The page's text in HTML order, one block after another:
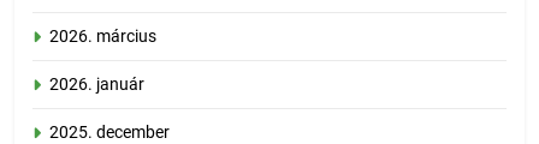
2026. március
2026. január
2025. december